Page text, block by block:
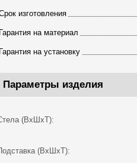
изготовления
на материал
на установку
Параметры изделия
(ВхШхТ):
(ВхШхТ):